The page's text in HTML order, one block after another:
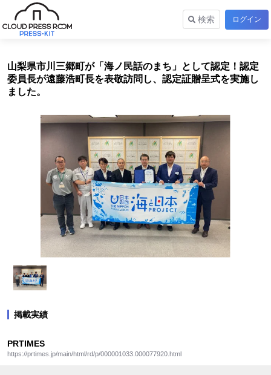
検索 ログイン
山梨県市川三郷町が「海ノ民話のまち」として認定！認定
委員長が遠藤浩町長​を表敬訪問し、認定証贈呈式を実施し
ました。
掲載実績
PRTIMES
https://prtimes.jp/main/html/rd/p/000001033.000077920.html